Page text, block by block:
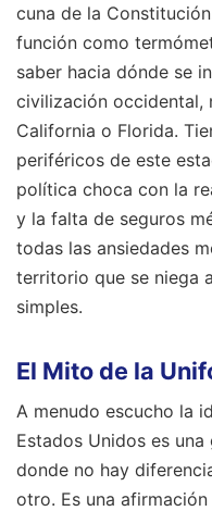
cuna de la
función como
saber hacia dónde se
civilización occidental,
California o Florida.
periféricos de este
política choca con la
y la falta de seguros
todas las ansiedades
territorio que se niega
simples.
El Mito de la
A menudo escucho la
Estados Unidos es
donde no hay
otro. Es una